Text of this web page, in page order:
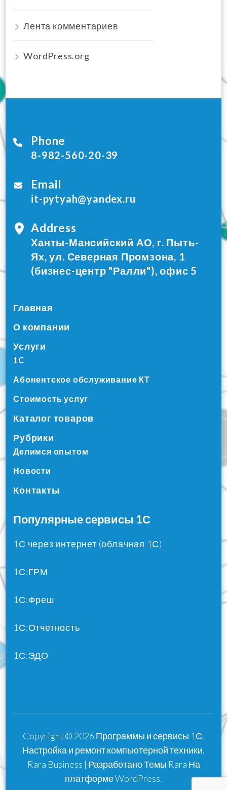
Лента комментариев
WordPress.org
Phone
8-982-560-20-39
Email
it-pytyah@yandex.ru
Address
Ханты-Мансийский АО, г. Пыть-
Ях, ул. Северная Промзона, 1
(бизнес-центр "Ралли"), офис 5
Главная
О компании
Услуги
1C
Абонентское обслуживание КТ
Стоимость услуг
Каталог товаров
Рубрики
Делимся опытом
Новости
Контакты
Популярные сервисы 1С
1С через интернет (облачная 1С)
1С:ГРМ
1С:Фреш
1С:Отчетность
1С:ЭДО
Copyright © 2026 Программы и сервисы 1С.
Настройка и ремонт компьютерной техники.
Rara Business | РазработаноТемы Rara На
платформеWordPress.